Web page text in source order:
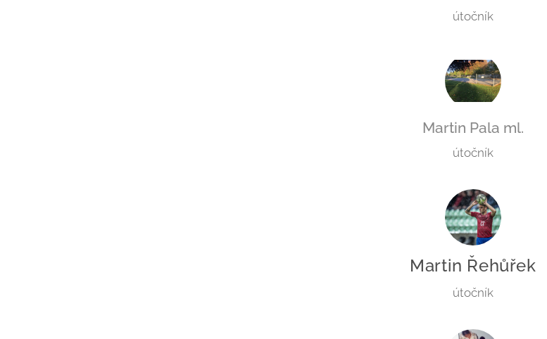
útočník
Martin Pala ml.
útočník
Martin Řehůřek
útočník